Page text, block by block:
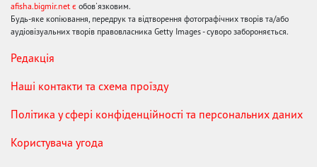
afisha.bigmir.net є обов'язковим.
Будь-яке копіювання, передрук та відтворення фотографічних творів та/або
аудіовізуальних творів правовласника Getty Images - суворо забороняється.
Редакція
Наші контакти та схема проїзду
Політика у сфері конфіденційності та персональних даних
Користувача угода